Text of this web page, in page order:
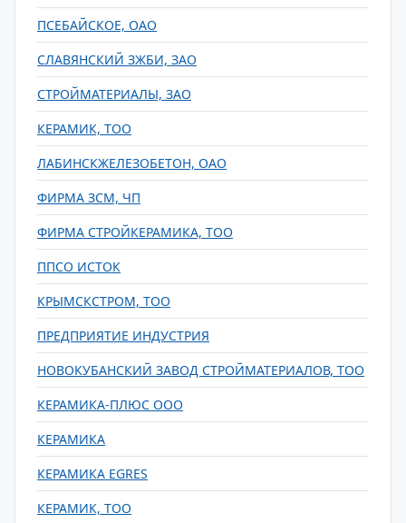
ПСЕБАЙСКОЕ, ОАО
СЛАВЯНСКИЙ ЗЖБИ, ЗАО
СТРОЙМАТЕРИАЛЫ, ЗАО
КЕРАМИК, ТОО
ЛАБИНСКЖЕЛЕЗОБЕТОН, ОАО
ФИРМА ЗСМ, ЧП
ФИРМА СТРОЙКЕРАМИКА, ТОО
ППСО ИСТОК
КРЫМСКСТРОМ, ТОО
ПРЕДПРИЯТИЕ ИНДУСТРИЯ
НОВОКУБАНСКИЙ ЗАВОД СТРОЙМАТЕРИАЛОВ, ТОО
КЕРАМИКА-ПЛЮС ООО
КЕРАМИКА
КЕРАМИКА EGRES
КЕРАМИК, ТОО